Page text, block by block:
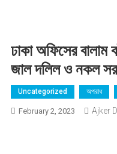
ঢাকা অফিসের বালাম
জাল দলিল ও নকল
Uncategorized অপরাধ
February 2, 2023 Ajker